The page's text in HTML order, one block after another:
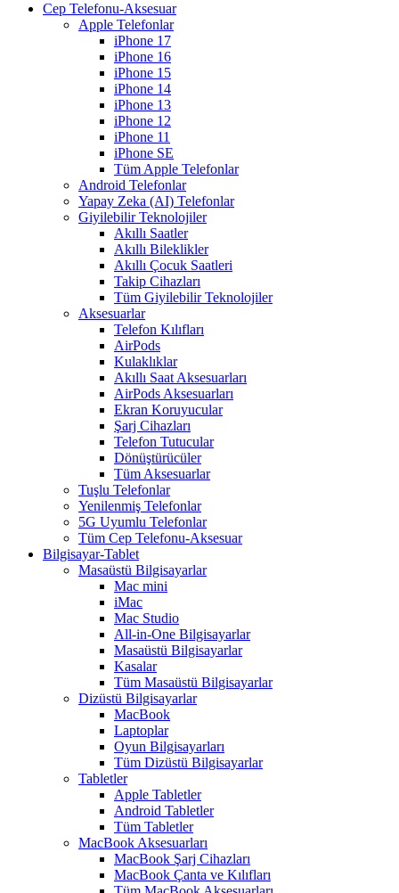
Cep Telefonu-Aksesuar
Apple Telefonlar
iPhone 17
iPhone 16
iPhone 15
iPhone 14
iPhone 13
iPhone 12
iPhone 11
iPhone SE
Tüm Apple Telefonlar
Android Telefonlar
Yapay Zeka (AI) Telefonlar
Giyilebilir Teknolojiler
Akıllı Saatler
Akıllı Bileklikler
Akıllı Çocuk Saatleri
Takip Cihazları
Tüm Giyilebilir Teknolojiler
Aksesuarlar
Telefon Kılıfları
AirPods
Kulaklıklar
Akıllı Saat Aksesuarları
AirPods Aksesuarları
Ekran Koruyucular
Şarj Cihazları
Telefon Tutucular
Dönüştürücüler
Tüm Aksesuarlar
Tuşlu Telefonlar
Yenilenmiş Telefonlar
5G Uyumlu Telefonlar
Tüm Cep Telefonu-Aksesuar
Bilgisayar-Tablet
Masaüstü Bilgisayarlar
Mac mini
iMac
Mac Studio
All-in-One Bilgisayarlar
Masaüstü Bilgisayarlar
Kasalar
Tüm Masaüstü Bilgisayarlar
Dizüstü Bilgisayarlar
MacBook
Laptoplar
Oyun Bilgisayarları
Tüm Dizüstü Bilgisayarlar
Tabletler
Apple Tabletler
Android Tabletler
Tüm Tabletler
MacBook Aksesuarları
MacBook Şarj Cihazları
MacBook Çanta ve Kılıfları